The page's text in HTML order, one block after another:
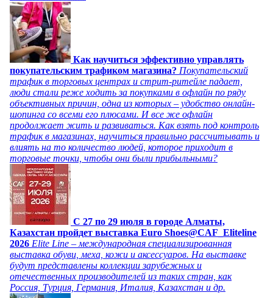
Как научиться эффективно управлять
покупательским трафиком магазина? Покупательский
трафик в торговых центрах и стрит-ритейле падает,
люди стали реже ходить за покупками в офлайн по ряду
объективных причин, одна из которых – удобство онлайн-
шопинга со всеми его плюсами. И все же офлайн
продолжает жить и развиваться. Как взять под контроль
трафик в магазинах, научиться правильно рассчитывать и
влиять на то количество людей, которое приходит в
торговые точки, чтобы они были прибыльными?
C 27 по 29 июля в городе Алматы,
Казахстан пройдет выставка Euro Shoes@CAF_Eliteline
2026 Elite Line – международная специализированная
выставка обуви, меха, кожи и аксессуаров. На выставке
будут представлены коллекции зарубежных и
отечественных производителей из таких стран, как
Россия, Турция, Германия, Италия, Казахстан и др.